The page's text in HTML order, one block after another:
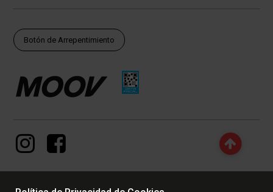
Botón de Arrepentimiento